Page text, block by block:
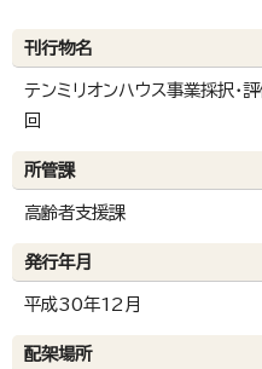
刊行物名
テンミリオンハウス事業採択
回
所管課
高齢者支援課
発行年月
平成30年12月
配架場所